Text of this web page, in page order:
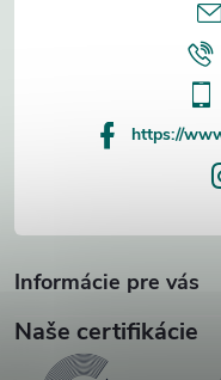
Informácie pre vás
Naše certifikácie
https://